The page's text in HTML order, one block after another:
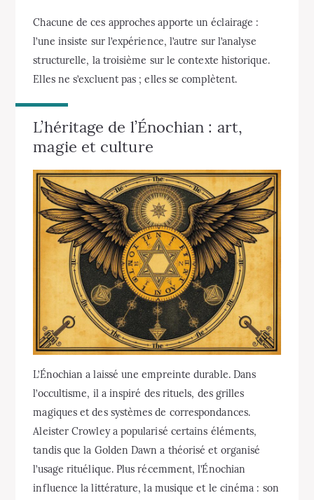
Chacune de ces approches apporte un éclairage :
l’une insiste sur l’expérience, l’autre sur l’analyse
structurelle, la troisième sur le contexte historique.
Elles ne s’excluent pas ; elles se complètent.
L’héritage de l’Énochian : art,
magie et culture
L’Énochian a laissé une empreinte durable. Dans
l’occultisme, il a inspiré des rituels, des grilles
magiques et des systèmes de correspondances.
Aleister Crowley a popularisé certains éléments,
tandis que la Golden Dawn a théorisé et organisé
l’usage rituélique. Plus récemment, l’Énochian
influence la littérature, la musique et le cinéma : son